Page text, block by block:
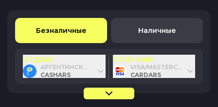
Безналичные Наличные
ОТДАЮ
АРГЕНТИНСКОЕ ПЕСО
CASHARS
ПОЛУЧАЮ
VISA/MASTERCARD ARS
CARDARS